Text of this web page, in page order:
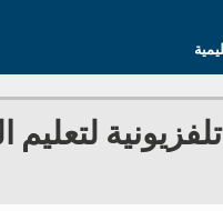
لتعليم